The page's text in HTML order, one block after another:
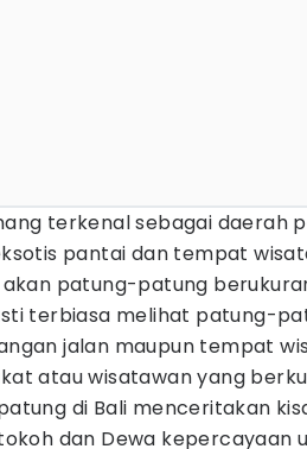
terkenal sebagai daerah
pantai dan tempat
patung-patung
terbiasa melihat patung-
jalan maupun tempat
atau wisatawan yang
di Bali menceritakan
dan Dewa kepercayaan